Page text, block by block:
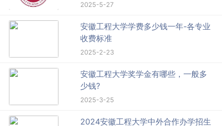
2025-5-27
安徽工程大学学费多少钱一年-各专业
收费标准
2025-2-23
安徽工程大学奖学金有哪些，一般多
少钱?
2025-3-25
2024安徽工程大学中外合作办学招生